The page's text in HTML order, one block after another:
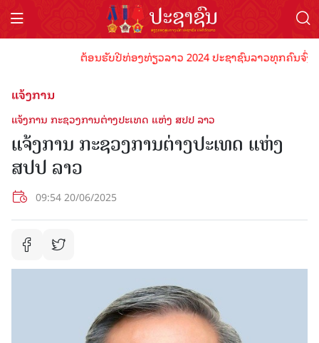
ຕ້ອນຮັບປີທ່ອງທ່ຽວລາວ 2024 ປະຊາຊົນລາວທຸກຄົນຈົ່ງ
ແຈ້ງການ
ແຈ້ງການ ກະຊວງການຕ່າງປະເທດ ແຫ່ງ ສປປ ລາວ
ແຈ້ງການ ກະຊວງການຕ່າງປະເທດ ແຫ່ງ
ສປປ ລາວ
09:54 20/06/2025